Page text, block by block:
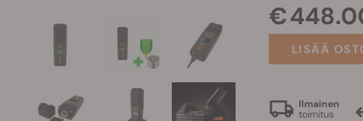
€
LISÄÄ
Ilmainen
toimitus